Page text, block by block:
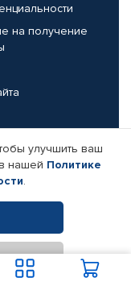
на получение
компании
защищены.
улучшить ваш
нашей Политике
.
В корзину